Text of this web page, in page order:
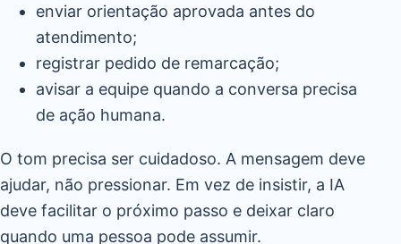
enviar orientação aprovada antes do
atendimento;
registrar pedido de remarcação;
avisar a equipe quando a conversa precisa
de ação humana.
O tom precisa ser cuidadoso. A mensagem deve
ajudar, não pressionar. Em vez de insistir, a IA
deve facilitar o próximo passo e deixar claro
quando uma pessoa pode assumir.